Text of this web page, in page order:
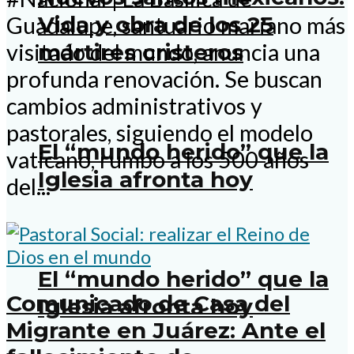
Vida y obra de los 25
mártires cristeros
El “mundo herido” que la
Iglesia afronta hoy
El “mundo herido” que la
Iglesia afronta hoy
Guadalupe, santuario mariano más
visitado del mundo, anuncia una
profunda renovación. Se buscan
cambios administrativos y
pastorales, siguiendo el modelo
vaticano, rumbo a los 500 años
del...
Comunicado de Casa del
Migrante en Juárez: Ante el